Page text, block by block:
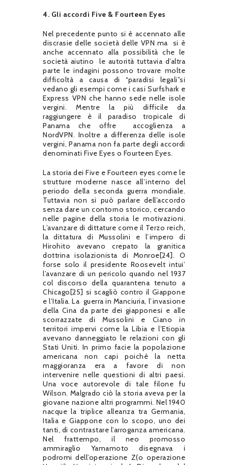
4. Gli accordi Five & Fourteen Eyes
Nel precedente punto si è accennato alle
discrasie delle società delle VPN ma
si è
anche accennato alla possibilità che le
società aiutino
le autorità tuttavia d’altra
parte le indagini possono trovare molte
difficoltà a causa di “paradisi legali”si
vedano gli esempi come i casi Surfshark e
Express VPN che hanno sede nelle isole
vergini. Mentre la più difficile da
raggiungere è il paradiso tropicale di
Panama che offre
accoglienza a
NordVPN. Inoltre a differenza delle isole
vergini, Panama non fa parte degli accordi
denominati Five Eyes o Fourteen Eyes.
La storia dei Five e Fourteen eyes come le
strutture moderne nasce all’interno del
periodo della seconda guerra mondiale.
Tuttavia non si può parlare dell’accordo
senza dare un contorno storico, cercando
nelle pagine della storia le motivazioni.
L’avanzare di dittature come il Terzo reich,
la dittatura di Mussolini e l’impero di
Hirohito avevano crepato la granitica
dottrina isolazionista di Monroe[24]. O
forse solo il presidente Roosevelt intui’
l’avanzare di un pericolo quando nel 1937
col discorso della quarantena tenuto a
Chicago[25] si scagliò contro il Giappone
e l’Italia. La guerra in Manciuria, l’invasione
della Cina da parte dei giapponesi e alle
scorrazzate di Mussolini e Ciano in
territori impervi come la Libia e l’Etiopia
avevano danneggiato le relazioni con gli
Stati Uniti. In primo facie la popolazione
americana non capi poiché la netta
maggioranza era a favore di non
intervenire nelle questioni di altri paesi.
Una voce autorevole di tale filone fu
Wilson. Malgrado ciò la storia aveva per la
giovane nazione altri programmi. Nel 1940
nacque la triplice alleanza tra Germania,
Italia e Giappone con lo scopo, uno dei
tanti, di contrastare l’arroganza americana.
Nel frattempo, il neo promosso
ammiraglio Yamamoto disegnava i
podromi dell’operazione Z(o operazione